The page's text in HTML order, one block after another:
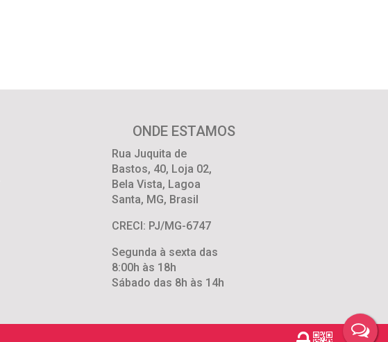
ONDE ESTAMOS
Rua Juquita de
Bastos, 40, Loja 02,
Bela Vista, Lagoa
Santa, MG, Brasil
CRECI: PJ/MG-6747